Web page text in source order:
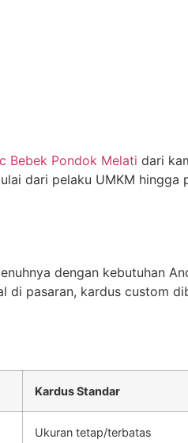
Bebek Pondok Melati dari
dari pelaku UMKM hingga
dengan kebutuhan
di pasaran, kardus custom
Kardus Standar
Ukuran tetap/terbatas